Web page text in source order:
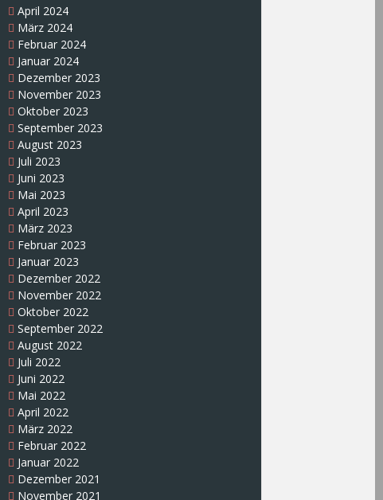
April 2024
März 2024
Februar 2024
Januar 2024
Dezember 2023
November 2023
Oktober 2023
September 2023
August 2023
Juli 2023
Juni 2023
Mai 2023
April 2023
März 2023
Februar 2023
Januar 2023
Dezember 2022
November 2022
Oktober 2022
September 2022
August 2022
Juli 2022
Juni 2022
Mai 2022
April 2022
März 2022
Februar 2022
Januar 2022
Dezember 2021
November 2021